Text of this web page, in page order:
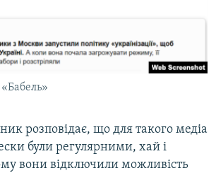
розповідає, що для такого медіа
були регулярними, хай і
вони відключили можливість